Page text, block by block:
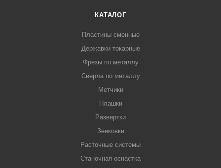
КАТАЛОГ
Пластины сменные
Державки токарные
Фрезы по металлу
Сверла по металлу
Метчики
Плашки
Развертки
Зенковки
Расточные системы
Станочная оснастка